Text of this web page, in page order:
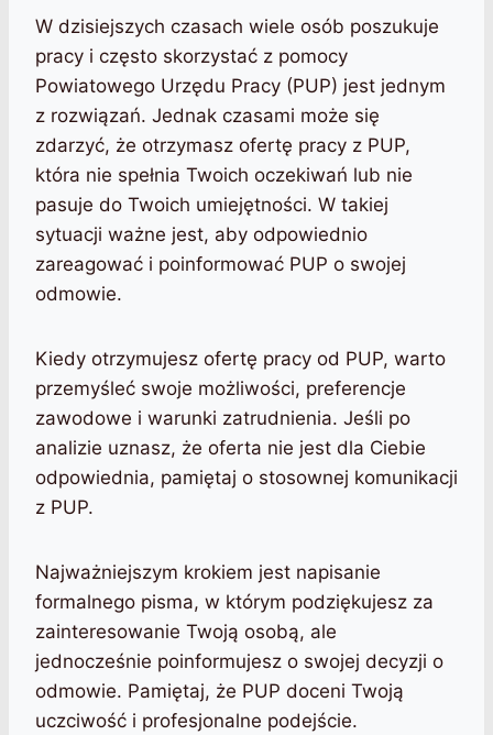
W dzisiejszych czasach wiele osób poszukuje
pracy i często skorzystać z pomocy
Powiatowego Urzędu Pracy (PUP) jest jednym
z rozwiązań. Jednak czasami może się
zdarzyć, że otrzymasz ofertę pracy z PUP,
która nie spełnia Twoich oczekiwań lub nie
pasuje do Twoich umiejętności. W takiej
sytuacji ważne jest, aby odpowiednio
zareagować i poinformować PUP o swojej
odmowie.
Kiedy otrzymujesz ofertę pracy od PUP, warto
przemyśleć swoje możliwości, preferencje
zawodowe i warunki zatrudnienia. Jeśli po
analizie uznasz, że oferta nie jest dla Ciebie
odpowiednia, pamiętaj o stosownej komunikacji
z PUP.
Najważniejszym krokiem jest napisanie
formalnego pisma, w którym podziękujesz za
zainteresowanie Twoją osobą, ale
jednocześnie poinformujesz o swojej decyzji o
odmowie. Pamiętaj, że PUP doceni Twoją
uczciwość i profesjonalne podejście.